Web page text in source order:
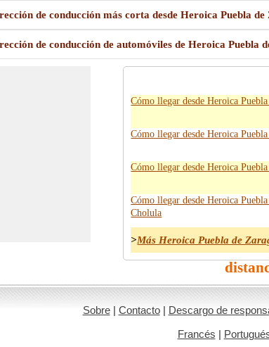
de conducción más corta desde Heroica Puebla
de conducción de automóviles de Heroica Puebla
Cómo llegar desde Heroica
Cómo llegar desde Heroica
Cómo llegar desde Heroica
Cómo llegar desde Heroica
Cholula
>Más Heroica Puebla de
Sobre| Contacto| Descargo de
Francés |